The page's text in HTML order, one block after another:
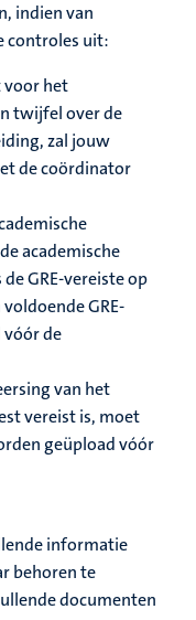
indien van
controles uit:
voor het
twijfel over de
zal jouw
de coördinator
academische
GRE-vereiste op
GRE-
de
van het
vereist is, moet
geüpload vóór
informatie
behoren te
documenten